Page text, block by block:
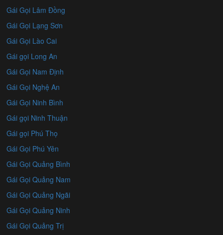
Gái Gọi Lâm Đồng
Gái Gọi Lạng Sơn
Gái Gọi Lào Cai
Gái gọi Long An
Gái Gọi Nam Định
Gái Gọi Nghệ An
Gái Gọi Ninh Bình
Gái gọi Ninh Thuận
Gái gọi Phú Thọ
Gái Gọi Phú Yên
Gái Gọi Quảng Bình
Gái Gọi Quảng Nam
Gái Gọi Quảng Ngãi
Gái Gọi Quảng Ninh
Gái Gọi Quảng Trị